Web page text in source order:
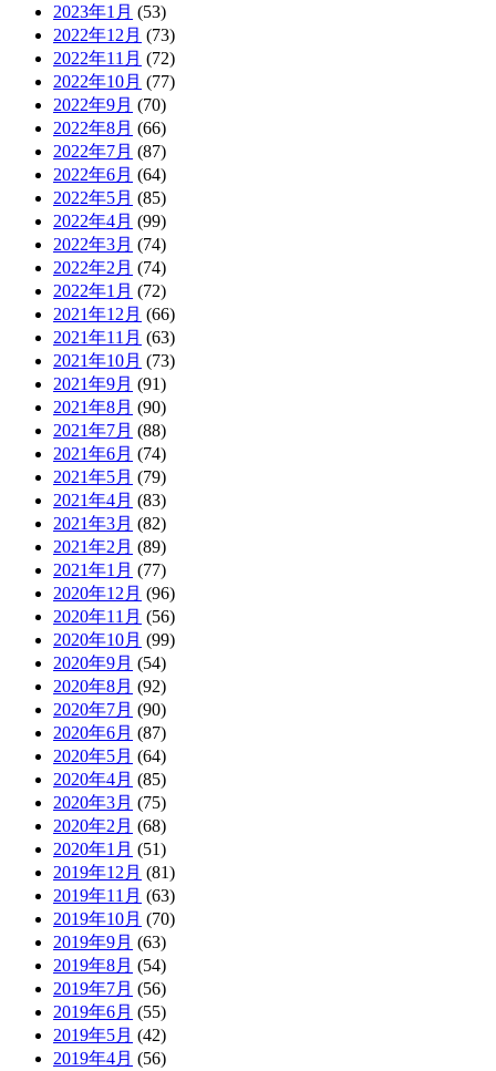
2023年1月 (53)
2022年12月 (73)
2022年11月 (72)
2022年10月 (77)
2022年9月 (70)
2022年8月 (66)
2022年7月 (87)
2022年6月 (64)
2022年5月 (85)
2022年4月 (99)
2022年3月 (74)
2022年2月 (74)
2022年1月 (72)
2021年12月 (66)
2021年11月 (63)
2021年10月 (73)
2021年9月 (91)
2021年8月 (90)
2021年7月 (88)
2021年6月 (74)
2021年5月 (79)
2021年4月 (83)
2021年3月 (82)
2021年2月 (89)
2021年1月 (77)
2020年12月 (96)
2020年11月 (56)
2020年10月 (99)
2020年9月 (54)
2020年8月 (92)
2020年7月 (90)
2020年6月 (87)
2020年5月 (64)
2020年4月 (85)
2020年3月 (75)
2020年2月 (68)
2020年1月 (51)
2019年12月 (81)
2019年11月 (63)
2019年10月 (70)
2019年9月 (63)
2019年8月 (54)
2019年7月 (56)
2019年6月 (55)
2019年5月 (42)
2019年4月 (56)